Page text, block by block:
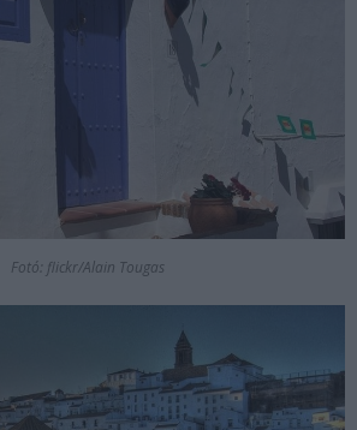
Fotó: flickr/Alain Tougas